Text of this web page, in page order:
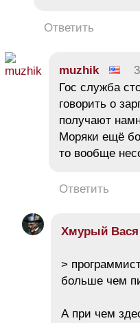
Ответить
muzhik
Гос служба
говорить о
получают
Моряки ещё
то вообще
Ответить
Хмурый Вася
>
больше чем
А при чем